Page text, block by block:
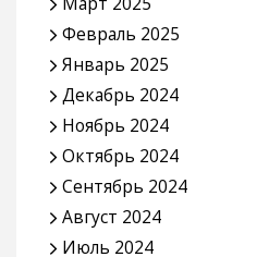
Февраль 2025
Январь 2025
Декабрь 2024
Ноябрь 2024
Октябрь 2024
Сентябрь 2024
Август 2024
Июль 2024